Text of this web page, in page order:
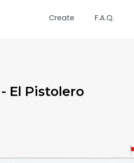
Create F.A.Q.
El Pistolero